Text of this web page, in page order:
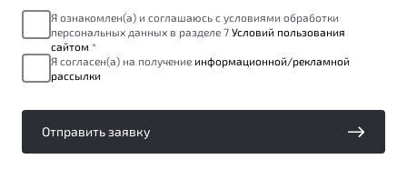
Универсальный кроссовер
Обзор В наличии
Запись на сервис
Калькулятор ТО
Клиентская поддержка
Я ознакомлен(а) и соглашаюсь с условиями обработки
персональных данных в разделе 7 Условий пользования
сайтом *
Я согласен(а) на получение информационной/рекламной
рассылки
Отправить заявку